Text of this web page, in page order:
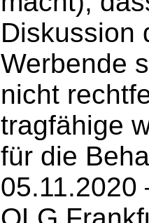
Diskussion
Werbende
nicht
tragfähige
für die
05.11.2020